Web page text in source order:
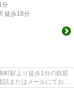
分
徒歩18分
町駅より徒歩1分の鉄筋